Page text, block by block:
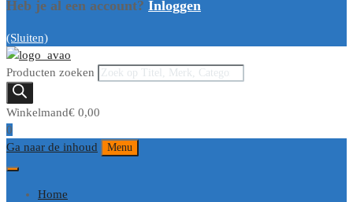
Heb je al een account? Inloggen
(Sluiten)
Producten zoeken
Winkelmand€ 0,00
0
Ga naar de inhoud
Menu
Home